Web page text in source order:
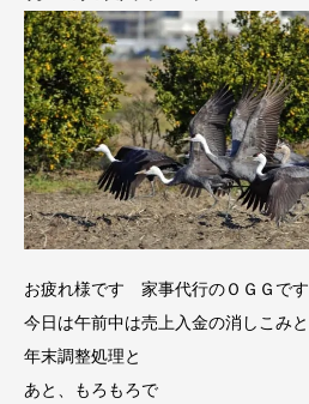
お疲れ様です 家事代行のＯＧＧです
今日は午前中は売上入金の消しこみと
年末調整処理と
あと、もろもろで